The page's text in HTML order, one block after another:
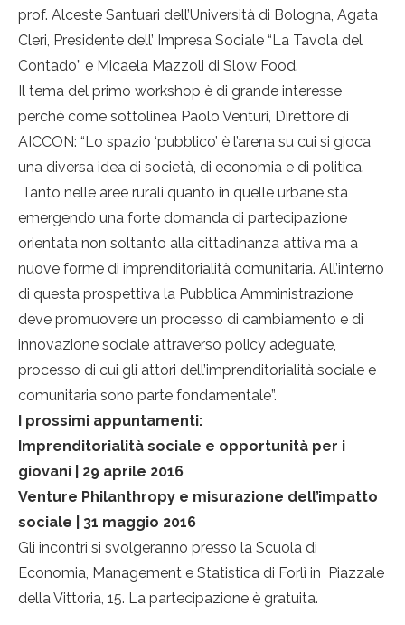
prof. Alceste Santuari dell’Università di Bologna, Agata
Cleri, Presidente dell’ Impresa Sociale “La Tavola del
Contado” e Micaela Mazzoli di Slow Food.
Il tema del primo workshop è di grande interesse
perché come sottolinea Paolo Venturi, Direttore di
AICCON: “Lo spazio ‘pubblico’ è l’arena su cui si gioca
una diversa idea di società, di economia e di politica.
Tanto nelle aree rurali quanto in quelle urbane sta
emergendo una forte domanda di partecipazione
orientata non soltanto alla cittadinanza attiva ma a
nuove forme di imprenditorialità comunitaria. All’interno
di questa prospettiva la Pubblica Amministrazione
deve promuovere un processo di cambiamento e di
innovazione sociale attraverso policy adeguate,
processo di cui gli attori dell’imprenditorialità sociale e
comunitaria sono parte fondamentale”.
I prossimi appuntamenti:
Imprenditorialità sociale e opportunità per i
giovani | 29 aprile 2016
Venture Philanthropy e misurazione dell’impatto
sociale | 31 maggio 2016
Gli incontri si svolgeranno presso la Scuola di
Economia, Management e Statistica di Forlì in Piazzale
della Vittoria, 15. La partecipazione è gratuita.